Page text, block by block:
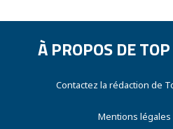
À PROPOS DE
Contactez la rédaction de
Mentions légales